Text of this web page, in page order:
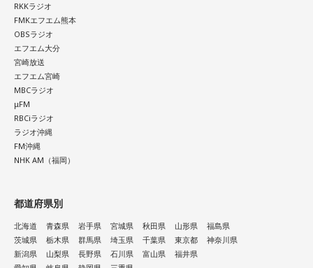
番組Webサイト：
RKKラジオ
FMKエフエム熊本
OBSラジオ
エフエム大分
宮崎放送
エフエム宮崎
MBCラジオ
μFM
RBCiラジオ
ラジオ沖縄
FM沖縄
NHK AM（福岡）
都道府県別
北海道 青森県 岩手県 宮城県 秋田県 山形県
福島県
茨城県
栃木県 群馬県 埼玉県 千葉県 東京都
神奈川県
新潟県
山梨県 長野県 石川県 富山県
福井県